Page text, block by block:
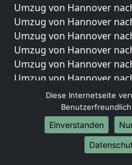
Umzug von Hannover
Umzug von Hannover
Umzug von Hannover
Umzug von Hannover
Umzug von Hannover
Umzug von Hannover
Umzug von Hannover
Umzug von Hannover
Umzug von Hannover
Umzug von Hannover
Umzug von Hannover
Diese Internetseite
Einverstanden